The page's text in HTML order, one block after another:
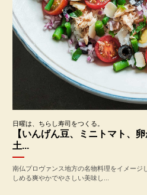
日曜は、ちらし寿司をつくる。
【いんげん豆、ミニトマト、
土...
南仏プロヴァンス地方の名物料理をイメージ
しめる爽やかでやさしい美味し...